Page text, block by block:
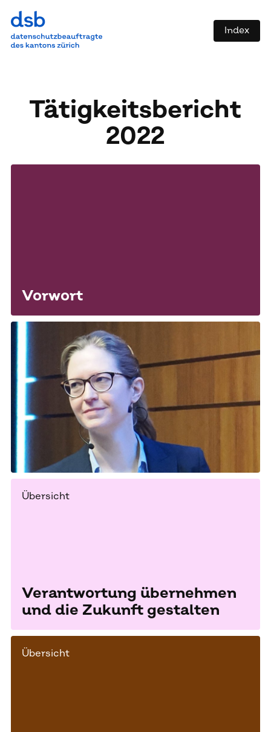
Index
Tä­tig­keits­be­richt
2022
Vorwort
Verantwortung übernehmen
und die Zukunft gestalten
Übersicht
Übersicht